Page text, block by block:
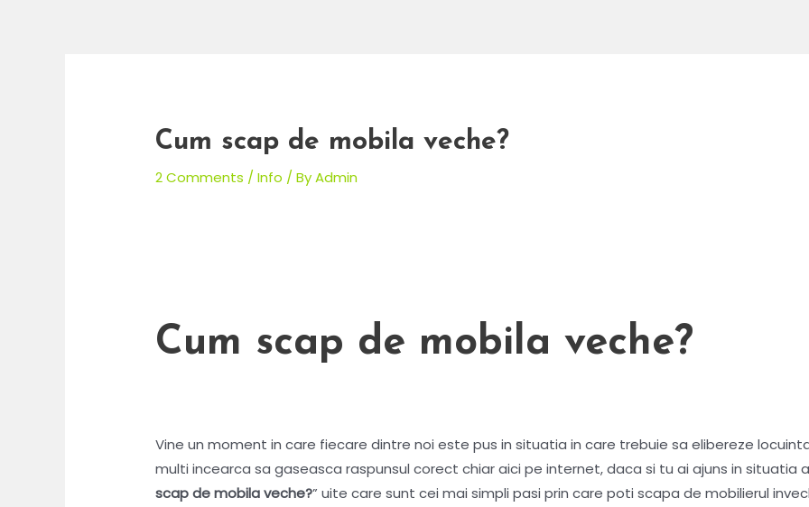
Cum scap de mobila veche?
2 Comments /Info / ByAdmin
Cum scap de mobila veche?
Vine un moment in care fiecare dintre noi este pus in situatia in care trebuie sa elibereze
multi incearca sa gaseasca raspunsul corect chiar aici pe internet, daca si tu ai ajuns in situatia
scap de mobila veche?” uite care sunt cei mai simpli pasi prin care poti scapa de mobilierul